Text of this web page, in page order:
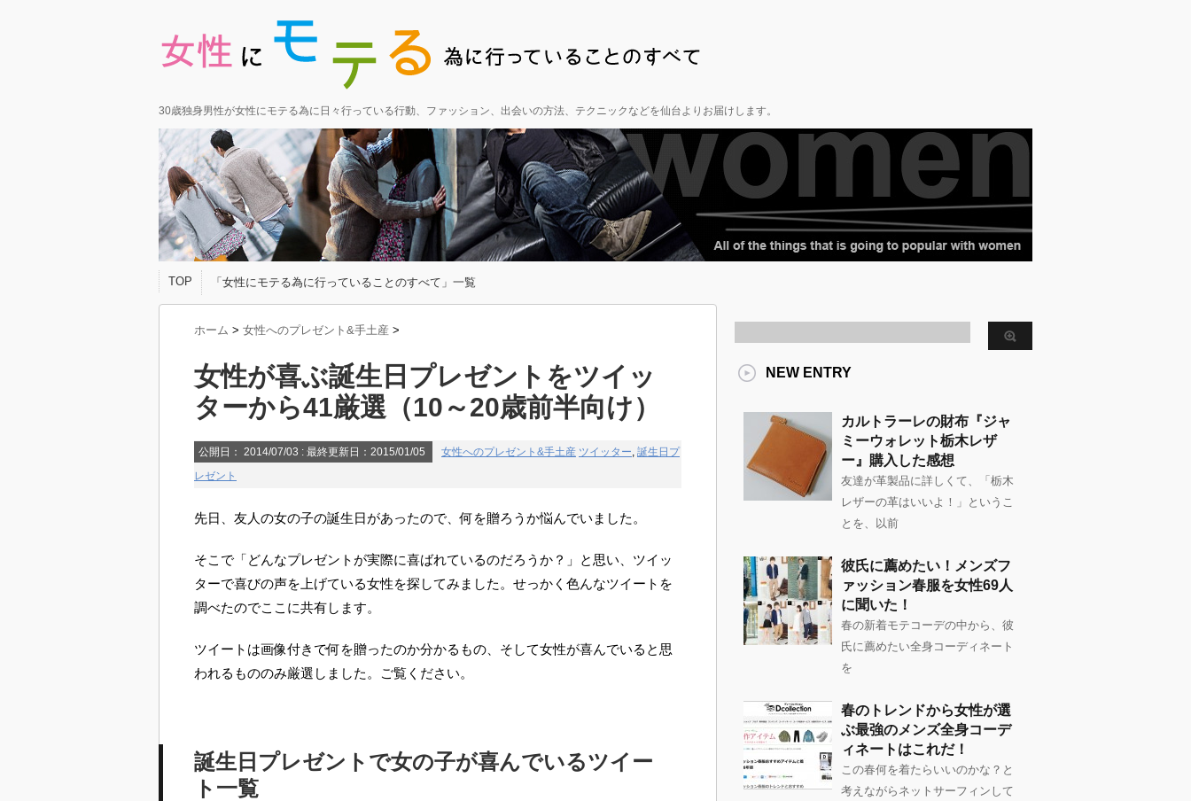
30歳独身男性が女性にモテる為に日々行っている行動、ファッション、出会いの方法、テクニックなどを仙台よりお届けします。
TOP 「女性にモテる為に行っていることのすべて」一覧
ホーム > 女性へのプレゼント&手土産 >
女性が喜ぶ誕生日プレゼントをツイッ
ターから41厳選（10～20歳前半向け）
公開日： 2014/07/03 : 最終更新日：2015/01/05 女性へのプレゼント&手土産 ツイッター, 誕生日プ
レゼント
先日、友人の女の子の誕生日があったので、何を贈ろうか悩んでいました。
そこで「どんなプレゼントが実際に喜ばれているのだろうか？」と思い、ツイッ
ターで喜びの声を上げている女性を探してみました。せっかく色んなツイートを
調べたのでここに共有します。
ツイートは画像付きで何を贈ったのか分かるもの、そして女性が喜んでいると思
われるもののみ厳選しました。ご覧ください。
誕生日プレゼントで女の子が喜んでいるツイー
ト一覧
NEW ENTRY
カルトラーレの財布『ジャ
ミーウォレット栃木レザ
ー』購入した感想
友達が革製品に詳しくて、「栃木
レザーの革はいいよ！」というこ
とを、以前
彼氏に薦めたい！メンズフ
ァッション春服を女性69人
に聞いた！
春の新着モテコーデの中から、彼
氏に薦めたい全身コーディネート
を
春のトレンドから女性が選
ぶ最強のメンズ全身コーデ
ィネートはこれだ！
この春何を着たらいいのかな？と
考えながらネットサーフィンして